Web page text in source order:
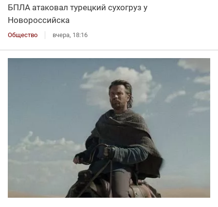
БПЛА атаковал турецкий сухогруз у
Новороссийска
Общество вчера, 18:16